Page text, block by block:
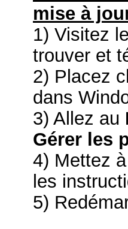
mise à
1) Visitez
trouver et
2) Placez
dans
3) Allez au
Gérer les
4) Mettez
les
5)